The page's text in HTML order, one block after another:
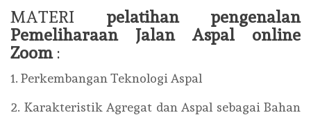
MATERI pelatihan pengenalan
Pemeliharaan Jalan Aspal online
Zoom:
1. Perkembangan Teknologi Aspal
2. Karakteristik Agregat dan Aspal sebagai Bahan